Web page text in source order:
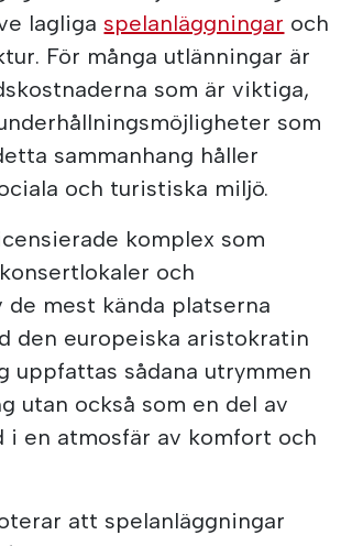
lagliga spelanläggningar och
För många utlänningar är
som är viktiga,
som
sammanhang håller
och turistiska miljö.
komplex som
och
mest kända platserna
den europeiska aristokratin
uppfattas sådana utrymmen
utan också som en del av
en atmosfär av komfort och
att spelanläggningar